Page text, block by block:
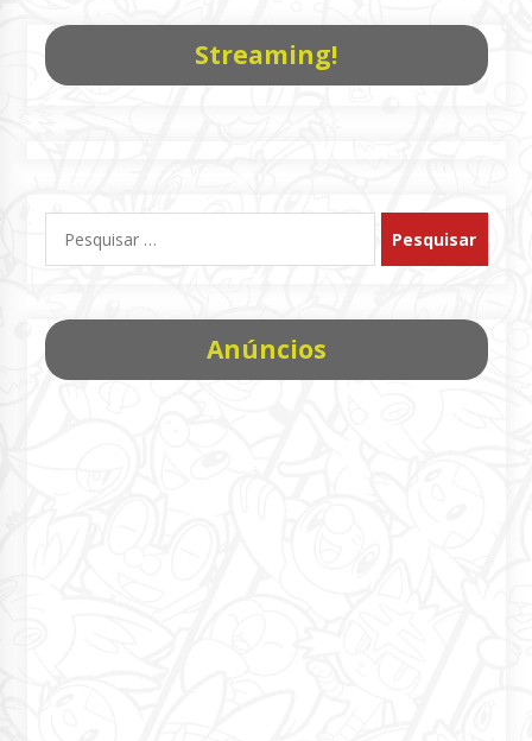
Streaming!
por:
Anúncios